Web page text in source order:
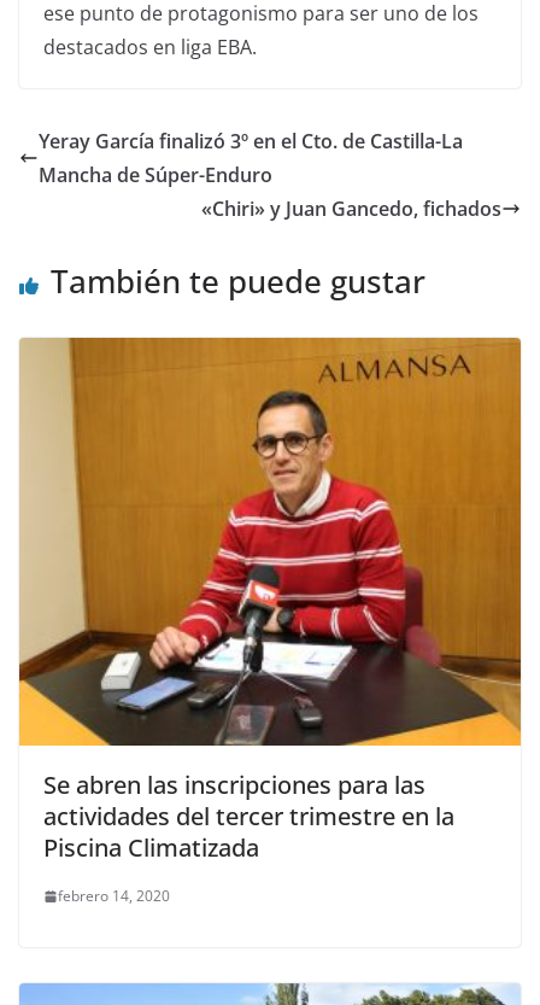
ese punto de protagonismo para ser uno de los
destacados en liga EBA.
Yeray García finalizó 3º en el Cto. de Castilla-La
Mancha de Súper-Enduro
«Chiri» y Juan Gancedo, fichados
También te puede gustar
Se abren las inscripciones para las
actividades del tercer trimestre en la
Piscina Climatizada
febrero 14, 2020